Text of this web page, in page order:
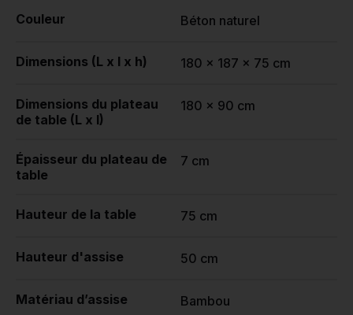
Couleur Béton naturel
Dimensions (L x l x h) 180 x 187 x 75 cm
Dimensions du plateau
de table (L x l)
180 x 90 cm
Épaisseur du plateau de
table
7 cm
Hauteur de la table 75 cm
Hauteur d'assise 50 cm
Matériau d’assise Bambou